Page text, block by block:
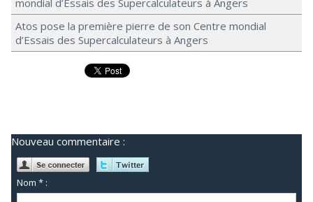
mondial d’Essais des Supercalculateurs à Angers
Atos pose la première pierre de son Centre mondial
d’Essais des Supercalculateurs à Angers
Nouveau commentaire :
Nom * :